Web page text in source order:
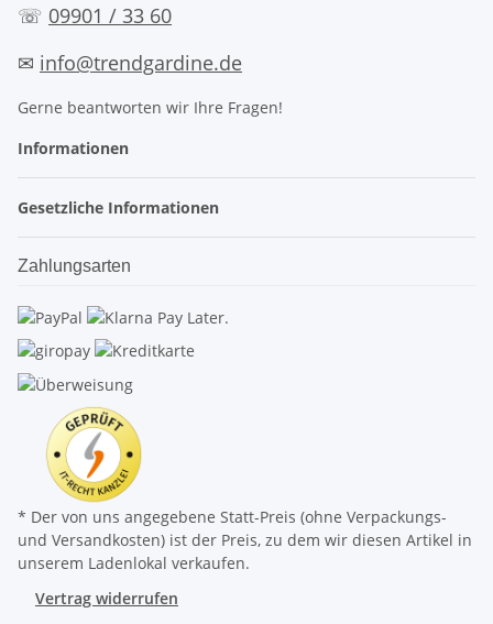
☏ 09901 / 33 60
✉ info@trendgardine.de
Gerne beantworten wir Ihre Fragen!
Informationen
Gesetzliche Informationen
Zahlungsarten
* Der von uns angegebene Statt-Preis (ohne Verpackungs-
und Versandkosten) ist der Preis, zu dem wir diesen Artikel in
unserem Ladenlokal verkaufen.
Vertrag widerrufen